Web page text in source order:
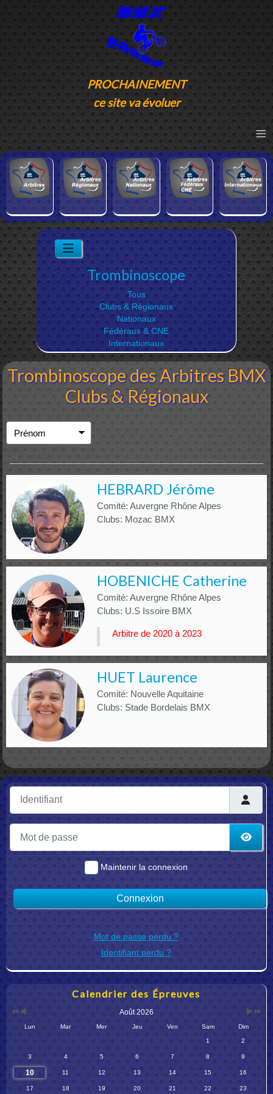
PROCHAINEMENT
ce site va évoluer
≡
Trombinoscope
Tous
Clubs & Régionaux
Nationaux
Fédéraux & CNE
Internationaux
Trombinoscope des Arbitres BMX
Clubs & Régionaux
HEBRARD Jérôme
Comité: Auvergne Rhône Alpes
Clubs: Mozac BMX
HOBENICHE Catherine
Comité: Auvergne Rhône Alpes
Clubs: U.S Issoire BMX
Arbitre de 2020 à 2023
HUET Laurence
Comité: Nouvelle Aquitaine
Clubs: Stade Bordelais BMX
Identifiant
Mot de passe
Maintenir la connexion
Connexion
Mot de passe perdu ?
Identifiant perdu ?
Calendrier des Épreuves
AnnéeMois
Année
Mois
Août 2026
Lun Mar Mer Jeu Ven Sam Dim
1 2
3 4 5 6 7 8 9
10 11 12 13 14 15 16
17 18 19 20 21 22 23